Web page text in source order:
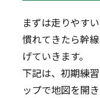
まずは走りやす
慣れてきたら幹
げていきます。
下記は、初期練
ップで地図を開き